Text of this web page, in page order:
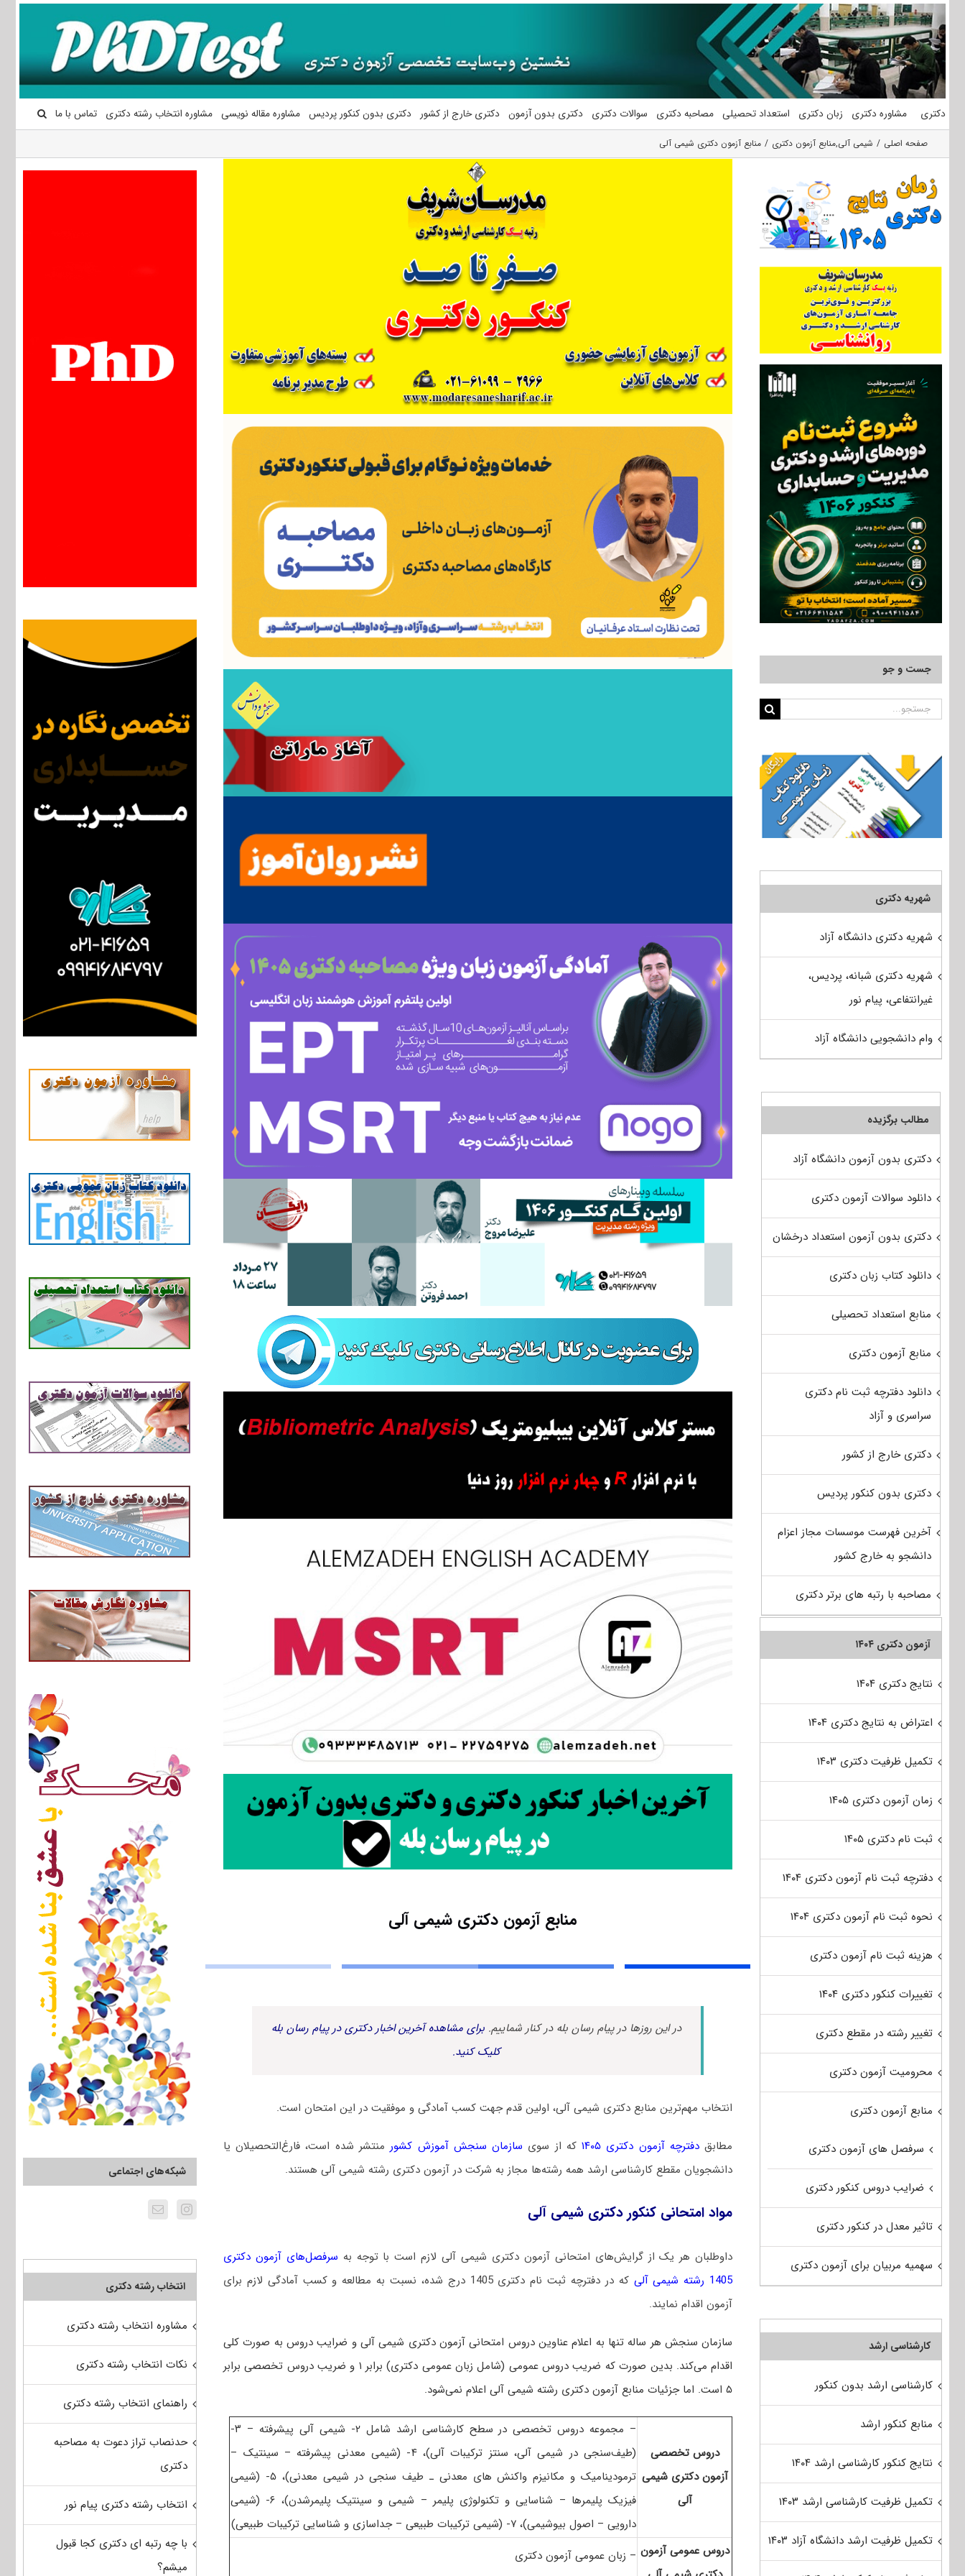
محتوا
دکتری مشاوره دکتری زبان دکتری استعداد تحصیلی مصاحبه دکتری سوالات دکتری دکتری بدون آزمون دکتری خارج از کشور دکتری بدون کنکور پردیس مشاوره مقاله نویسی مشاوره انتخاب رشته دکتری تماس با ما
صفحه اصلی شیمی آلی,منابع آزمون دکتری منابع آزمون دکتری شیمی آلی
منابع آزمون دکتری شیمی آلی
در این روزها در پیام رسان بله در کنار شماییم. برای مشاهده آخرین اخبار دکتری در پیام رسان بله
کلیک کنید.
انتخاب مهم‌ترین منابع دکتری شیمی آلی، اولین قدم جهت کسب آمادگی و موفقیت در این امتحان است.
مطابقدفترچه آزمون دکتری ۱۴۰۵ که از سوی سازمان سنجش آموزش کشورمنتشر شده است، فارغ‌التحصیلان یا
دانشجویان مقطع کارشناسی ارشد همه رشته‌ها مجاز به شرکت در آزمون دکتری رشته شیمی آلی هستند.
مواد امتحانی کنکور دکتری شیمی آلی
داوطلبان هر یک از گرایش‌های امتحانی آزمون دکتری شیمی آلی لازم است با توجه به سرفصل‌های آزمون دکتری
1405 رشته شیمی آلی
که در دفترچه ثبت نام دکتری 1405 درج شده، نسبت به مطالعه و کسب آمادگی لازم برای
آزمون اقدام نمایند.
سازمان سنجش هر ساله تنها به اعلام عناوین دروس امتحانی آزمون دکتری شیمی آلی و ضرایب دروس به صورت کلی
اقدام می‌کند. بدین صورت که ضریب دروس عمومی (شامل زبان عمومی دکتری) برابر ۱ و ضریب دروس تخصصی برابر
۵ است
. اما جزئیات منابع آزمون دکتری رشته شیمی آلی اعلام نمی‌شود.
دروس تخصصی
آزمون دکتری شیمی
آلی
– مجموعه دروس تخصصی در سطح کارشناسی ارشد شامل ۲- شیمی آلی پیشرفته – ۳-
(طیف‌سنجی در شیمی آلی، سنتز ترکیبات آلی)، ۴- (شیمی معدنی پیشرفته – سینتیک –
ترمودینامیک و مکانیزم واکنش های معدنی ـ طیف سنجی در شیمی معدنی)، ۵- (شیمی
فیزیک پلیمرها – شناسایی و تکنولوژی پلیمر – شیمی و سینتیک پلیمرشدن)، ۶- (شیمی
دارویی – اصول بیوشیمی)، ۷- (شیمی ترکیبات طبیعی – جداسازی و شناسایی ترکیبات طبیعی)
دروس عمومی آزمون – زبان عمومی آزمون دکتری
شبکه‌های اجتماعی
انتخاب رشته دکتری
مشاوره انتخاب رشته دکتری
نکات انتخاب رشته دکتری
راهنمای انتخاب رشته دکتری
حدنصاب تراز دعوت به مصاحبه
دکتری
انتخاب رشته دکتری پیام نور
با چه رتبه ای دکتری کجا قبول
میشم؟
جست و جو
جستجو
شهریه دکتری
شهریه دکتری دانشگاه آزاد
شهریه دکتری شبانه، پردیس،
غیرانتفاعی، پیام نور
وام دانشجویی دانشگاه آزاد
مطالب برگزیده
دکتری بدون آزمون دانشگاه آزاد
دانلود سوالات آزمون دکتری
دکتری بدون آزمون استعداد درخشان
دانلود کتاب زبان دکتری
منابع استعداد تحصیلی
منابع آزمون دکتری
دانلود دفترچه ثبت نام دکتری
سراسری و آزاد
دکتری خارج از کشور
دکتری بدون کنکور پردیس
آخرین فهرست موسسات مجاز اعزام
دانشجو به خارج کشور
مصاحبه با رتبه های برتر دکتری
آزمون دکتری ۱۴۰۴
نتایج دکتری ۱۴۰۴
اعتراض به نتایج دکتری ۱۴۰۴
تکمیل ظرفیت دکتری ۱۴۰۳
زمان آزمون دکتری ۱۴۰۵
ثبت نام دکتری ۱۴۰۵
دفترچه ثبت نام آزمون دکتری ۱۴۰۴
نحوه ثبت نام آزمون دکتری ۱۴۰۴
هزینه ثبت نام آزمون دکتری
تغییرات کنکور دکتری ۱۴۰۴
تغییر رشته در مقطع دکتری
محرومیت آزمون دکتری
منابع آزمون دکتری
سرفصل های آزمون دکتری
ضرایب دروس کنکور دکتری
تاثیر معدل در کنکور دکتری
سهمیه مربیان برای آزمون دکتری
کارشناسی ارشد
کارشناسی ارشد بدون کنکور
منابع کنکور ارشد
نتایج کنکور کارشناسی ارشد ۱۴۰۴
تکمیل ظرفیت کارشناسی ارشد ۱۴۰۳
تکمیل ظرفیت ارشد دانشگاه آزاد ۱۴۰۳